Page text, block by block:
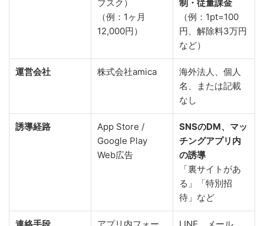
ブスク）
（例：1ヶ月
12,000円）
制・従量課金
（例：1pt=100
円、解除料3万円
など）
運営会社 株式会社amica
海外法人、個人
名、または記載
なし
誘導経路
App Store /
Google Play
Web広告
SNSのDM、マッ
チングアプリ内
の誘導
「裏サイトがあ
る」「特別招
待」など